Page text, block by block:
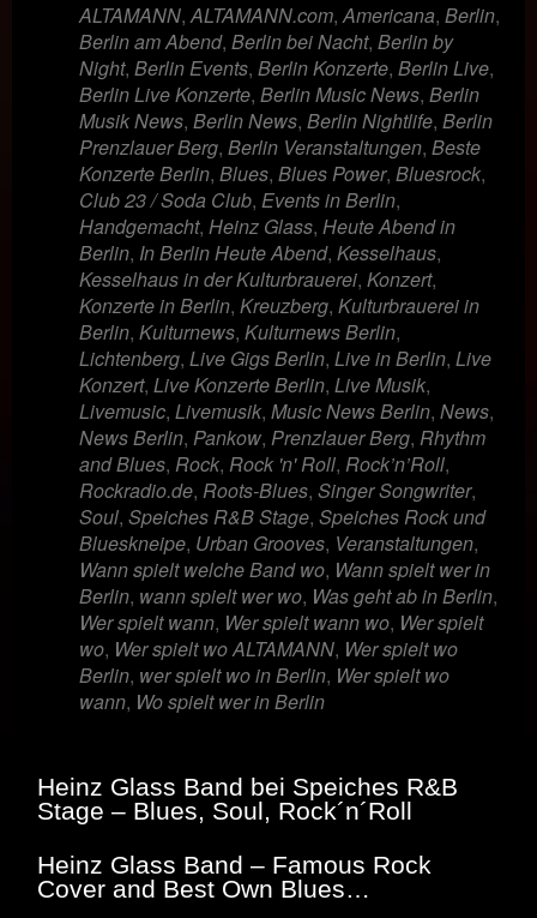
ALTAMANN,ALTAMANN.com,Americana, Berlin,
Berlin am Abend, Berlin bei Nacht, Berlin by
Night, Berlin Events, Berlin Konzerte, Berlin Live,
Berlin Live Konzerte, Berlin Music News, Berlin
Musik News, Berlin News, Berlin Nightlife, Berlin
Prenzlauer Berg, Berlin Veranstaltungen, Beste
Konzerte Berlin, Blues, Blues Power, Bluesrock,
Club 23 / Soda Club, Events in Berlin,
Handgemacht, Heinz Glass, Heute Abend in
Berlin, In Berlin Heute Abend, Kesselhaus,
Kesselhaus in der Kulturbrauerei, Konzert,
Konzerte in Berlin, Kreuzberg, Kulturbrauerei in
Berlin, Kulturnews, Kulturnews Berlin,
Lichtenberg, Live Gigs Berlin, Live in Berlin, Live
Konzert, Live Konzerte Berlin, Live Musik,
Livemusic, Livemusik, Music News Berlin, News,
News Berlin, Pankow, Prenzlauer Berg, Rhythm
and Blues, Rock, Rock 'n' Roll, Rock’n’Roll,
Rockradio.de, Roots-Blues, Singer Songwriter,
Soul, Speiches R&B Stage, Speiches Rock und
Blueskneipe, Urban Grooves, Veranstaltungen,
Wann spielt welche Band wo, Wann spielt wer in
Berlin, wann spielt wer wo, Was geht ab in Berlin,
Wer spielt wann, Wer spielt wann wo, Wer spielt
wo, Wer spielt wo ALTAMANN, Wer spielt wo
Berlin, wer spielt wo in Berlin, Wer spielt wo
wann, Wo spielt wer in Berlin
Heinz Glass Band bei Speiches R&B
Stage – Blues, Soul, Rock´n´Roll
Heinz Glass Band – Famous Rock
Cover and Best Own Blues…